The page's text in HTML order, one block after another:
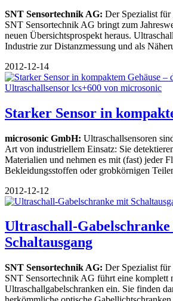
SNT Sensortechnik AG: Der Spezialist für
SNT Sensortechnik AG bringt zum
neuen Übersichtsprospekt heraus.
Industrie zur Distanzmessung und als
2012-12-14
Starker Sensor in
microsonic GmbH: Ultraschallsensoren
Art von industriellem Einsatz: Sie
Materialien und nehmen es mit (fast) jeder
Bekleidungsstoffen oder grobkörnigen
2012-12-12
Ultraschall-
Schaltausgang
SNT Sensortechnik AG: Der Spezialist für
SNT Sensortechnik AG führt eine komplett
Ultraschallgabelschranken ein. Sie finden